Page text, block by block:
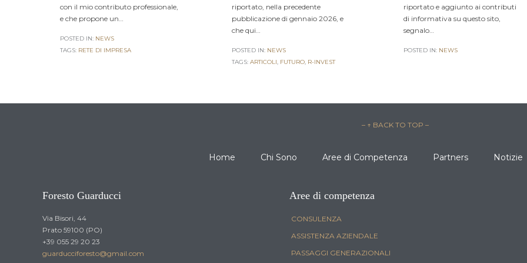
con il mio contributo professionale,
e che propone un…
POSTED IN: NEWS
TAGS: RETE DI IMPRESA
riportato, nella precedente
pubblicazione di gennaio 2026, e
che qui…
POSTED IN: NEWS
TAGS: ARTICOLI, FUTURO, R-INVEST
riportato e aggiunto ai contributi
di informativa su questo sito,
segnalo…
POSTED IN: NEWS
– ↑ BACK TO TOP –
Home Chi Sono Aree di Competenza Partners Notizie
Foresto Guarducci
Via Bisori, 44
Prato 59100 (PO)
+39 055 29 20 23
guarducciforesto@gmail.com
Aree di competenza
CONSULENZA
ASSISTENZA AZIENDALE
PASSAGGI GENERAZIONALI